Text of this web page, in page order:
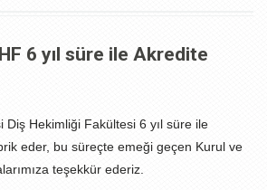
6 yıl süre ile Akredite
Diş Hekimliği Fakültesi 6 yıl süre ile
eder, bu süreçte emeği geçen Kurul ve
teşekkür ederiz.